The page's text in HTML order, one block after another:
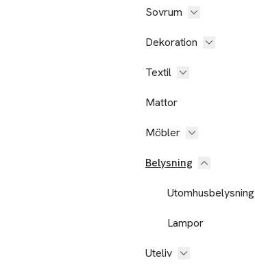
Sovrum
Dekoration
Textil
Mattor
Möbler
Belysning
Utomhusbelysning
Lampor
Uteliv